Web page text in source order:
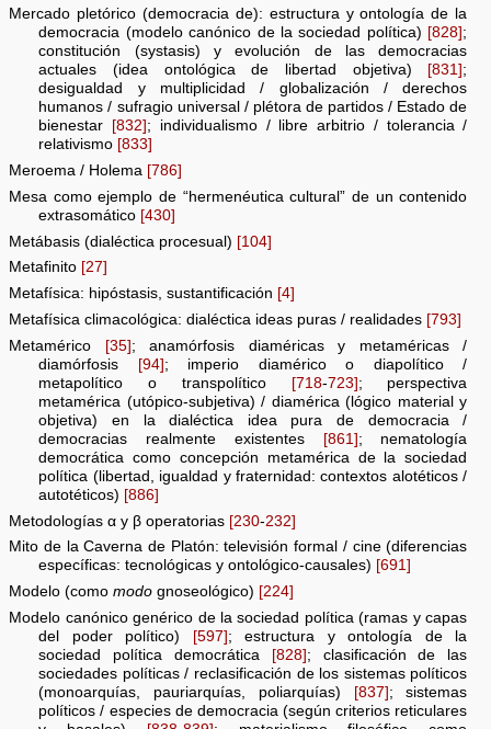
Mercado pletórico (democracia de): estructura y ontología de la
democracia (modelo canónico de la sociedad política) [828] ;
constitución (systasis) y evolución de las democracias
actuales (idea ontológica de libertad objetiva)
[831] ;
desigualdad y multiplicidad / globalización / derechos
humanos / sufragio universal / plétora de partidos / Estado de
bienestar
[832] ; individualismo / libre arbitrio / tolerancia /
relativismo [833]
Meroema / Holema [786]
Mesa como ejemplo de “hermenéutica cultural” de un contenido
extrasomático [430]
Metábasis (dialéctica procesual) [104]
Metafinito [27]
Metafísica: hipóstasis, sustantificación [4]
Metafísica climacológica: dialéctica ideas puras / realidades [793]
Metamérico
[35] ; anamórfosis diaméricas y metaméricas /
diamórfosis
[94] ; imperio diamérico o diapolítico /
metapolítico o transpolítico
[718-723] ; perspectiva
metamérica (utópico-subjetiva) / diamérica (lógico material y
objetiva) en la dialéctica idea pura de democracia /
democracias realmente existentes
[861] ; nematología
democrática como concepción metamérica de la sociedad
política (libertad, igualdad y fraternidad: contextos alotéticos /
autotéticos) [886]
Metodologías α y β operatorias [230-232]
Mito de la Caverna de Platón: televisión formal / cine (diferencias
específicas: tecnológicas y ontológico-causales) [691]
Modelo (comomodo gnoseológico) [224]
Modelo canónico genérico de la sociedad política (ramas y capas
del poder político)
[597] ; estructura y ontología de la
sociedad política democrática
[828] ; clasificación de las
sociedades políticas / reclasificación de los sistemas políticos
(monoarquías, pauriarquías, poliarquías)
[837] ; sistemas
políticos / especies de democracia (según criterios reticulares